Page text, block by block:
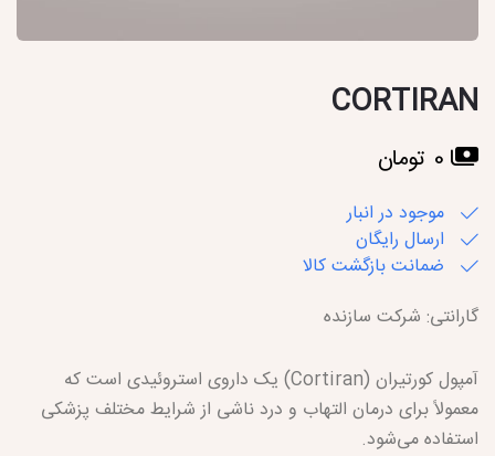
CORTIRAN
موجود در انبار
ارسال رایگان
ضمانت بازگشت کالا
گارانتی: شرکت سازنده
آمپول کورتیران (Cortiran) یک داروی استروئیدی است که
معمولاً برای درمان التهاب و درد ناشی از شرایط مختلف پزشکی
استفاده می‌شود.